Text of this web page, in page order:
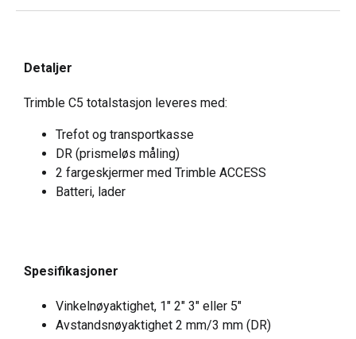
Detaljer
Trimble C5 totalstasjon leveres med:
Trefot og transportkasse
DR (prismeløs måling)
2 fargeskjermer med Trimble ACCESS
Batteri, lader
Spesifikasjoner
Vinkelnøyaktighet, 1″ 2″ 3″ eller 5″
Avstandsnøyaktighet 2 mm/3 mm (DR)